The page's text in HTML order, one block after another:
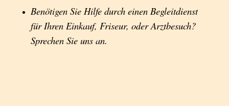
Benötigen Sie Hilfe durch einen Begleitdienst
für Ihren Einkauf, Friseur, oder Arztbesuch?
Sprechen Sie uns an.